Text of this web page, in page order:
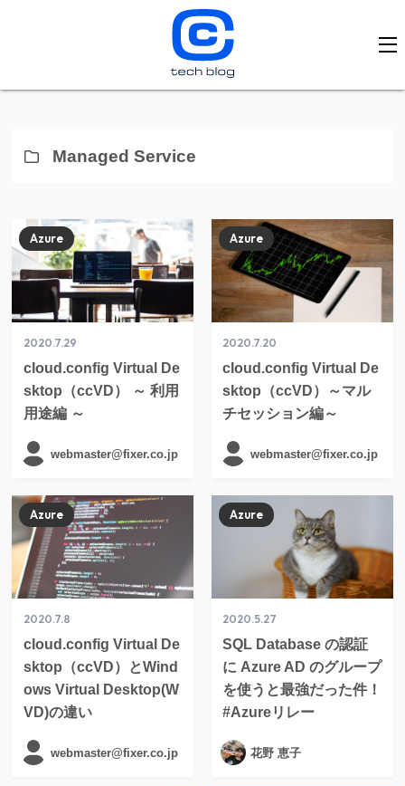
Managed Service
2020.7.29
cloud.config Virtual De
sktop（ccVD） ～ 利用
用途編 ～
Azure
webmaster@fixer.co.jp
2020.7.20
cloud.config Virtual De
sktop（ccVD）～マル
チセッション編～
Azure
webmaster@fixer.co.jp
2020.7.8
cloud.config Virtual De
sktop（ccVD）とWind
ows Virtual Desktop(W
VD)の違い
Azure
webmaster@fixer.co.jp
2020.5.27
SQL Database の認証
に Azure AD のグループ
を使うと最強だった件！
#Azureリレー
Azure
花野 恵子